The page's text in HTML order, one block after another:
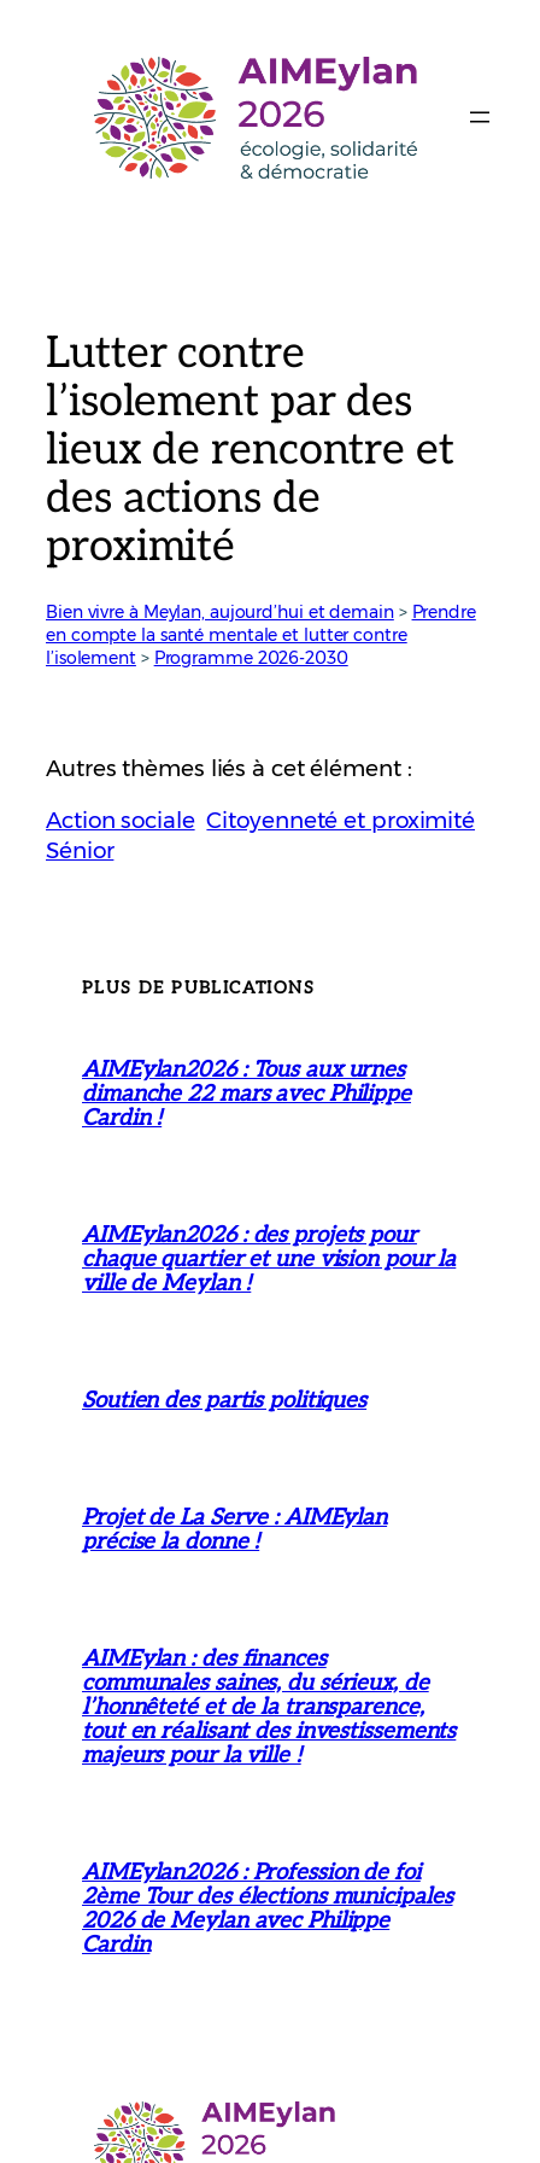
Lutter contre
l’isolement par des
lieux de rencontre et
des actions de
proximité
Bien vivre à Meylan, aujourd’hui et demain > Prendre
en compte la santé mentale et lutter contre
l’isolement > Programme 2026-2030
Autres thèmes liés à cet élément :
Action sociale Citoyenneté et proximité
Sénior
PLUS DE PUBLICATIONS
AIMEylan2026 : Tous aux urnes
dimanche 22 mars avec Philippe
Cardin !
AIMEylan2026 : des projets pour
chaque quartier et une vision pour la
ville de Meylan !
Soutien des partis politiques
Projet de La Serve : AIMEylan
précise la donne !
AIMEylan : des finances
communales saines, du sérieux, de
l’honnêteté et de la transparence,
tout en réalisant des investissements
majeurs pour la ville !
AIMEylan2026 : Profession de foi
2ème Tour des élections municipales
2026 de Meylan avec Philippe
Cardin